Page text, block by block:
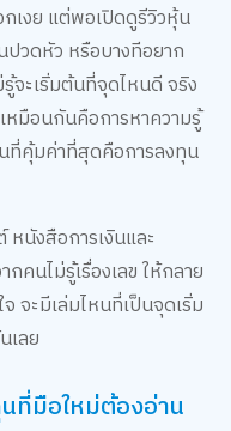
กเงย แต่พอเปิดดูรีวิวหุ้น
วดหัว หรือบางทีอยาก
จะเริ่มต้นที่จุดไหนดี จริง
หมือนกันคือการหาความรู้
ที่คุ้มค่าที่สุดคือการลงทุน
นังสือการเงินและ
คนไม่รู้เรื่องเลข ให้กลาย
จะมีเล่มไหนที่เป็นจุดเริ่ม
เลย
ที่มือใหม่ต้องอ่าน